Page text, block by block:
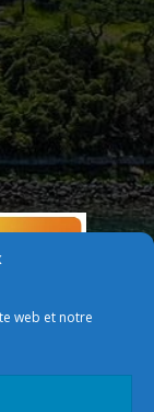
web et notre